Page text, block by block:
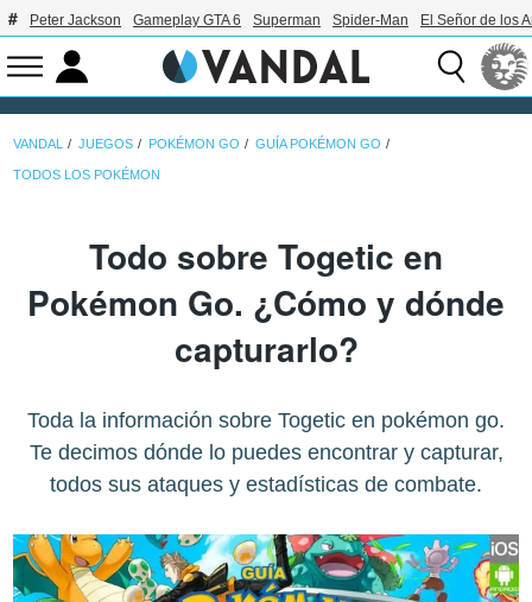
Peter Jackson Gameplay GTA 6 Superman Spider-Man El Señor de los
VANDAL JUEGOS POKÉMON GO GUÍA POKÉMON GO
TODOS LOS POKÉMON
Todo sobre Togetic en
Pokémon Go. ¿Cómo y dónde
capturarlo?
Toda la información sobre Togetic en pokémon go.
Te decimos dónde lo puedes encontrar y capturar,
todos sus ataques y estadísticas de combate.